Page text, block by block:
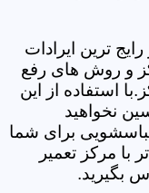
ترین ایرادات
و روش های رفع
استفاده از این
نخواهید
برای شما
مرکز تعمیر
بگیرید.